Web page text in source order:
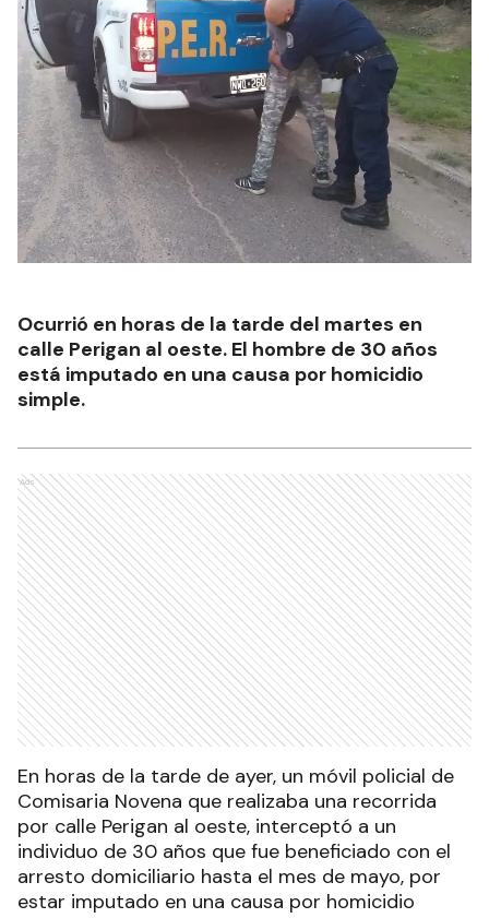
Ocurrió en horas de la tarde del martes en
calle Perigan al oeste. El hombre de 30 años
está imputado en una causa por homicidio
simple.
Ads
En horas de la tarde de ayer, un móvil policial de
Comisaria Novena que realizaba una recorrida
por calle Perigan al oeste, interceptó a un
individuo de 30 años que fue beneficiado con el
arresto domiciliario hasta el mes de mayo, por
estar imputado en una causa por homicidio